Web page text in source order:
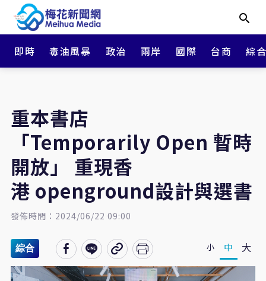
即時 毒油風暴 政治 兩岸 國際 台商 綜
重本書店
「Temporarily Open 暫時
開放」 重現香
港 openground設計與選書
發佈時間：2024/06/22 09:00
綜合 小 中 大